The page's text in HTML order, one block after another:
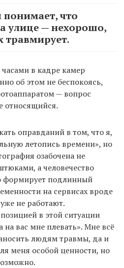
что
улице — нехорошо,
травмирует.
в кадре камер
об этом не беспокоясь,
— вопрос
относящийся.
оправданий в том, что я,
летопись времени», но
озабочена не
а человечество
формирует подлинный
на сервисах вроде
не работают.
в этой ситуации
на вас мне плевать». Мне всё
людям травмы, да и
меня особой ценности, но